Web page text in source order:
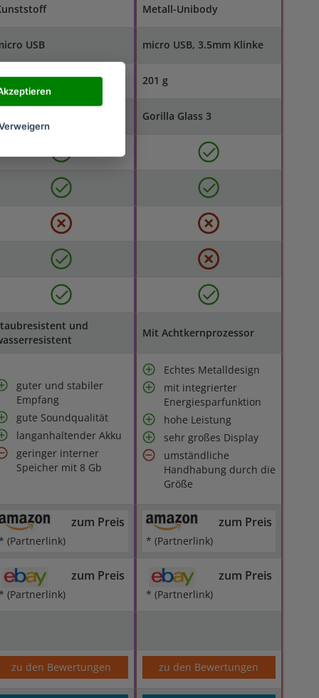
Metall-Unibody
USB micro USB, 3.5mm Klinke
g 201 g
Gorilla Glass 3
und
Mit Achtkernprozessor
guter und stabiler
Empfang
gute Soundqualität
langanhaltender Akku
geringer interner
Speicher mit 8 Gb
Echtes Metalldesign
mit integrierter
Energiesparfunktion
hohe Leistung
sehr großes Display
umständliche
Handhabung durch die
Größe
zum Preis
(Partnerlink)
zum Preis
* (Partnerlink)
zum Preis
(Partnerlink)
zum Preis
* (Partnerlink)
zu den Bewertungen zu den Bewertungen